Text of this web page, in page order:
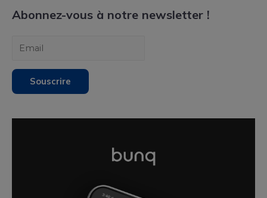
Abonnez-vous à notre newsletter !